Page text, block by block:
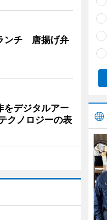
ンチ 唐揚げ弁
をデジタルアー
クノロジーの表